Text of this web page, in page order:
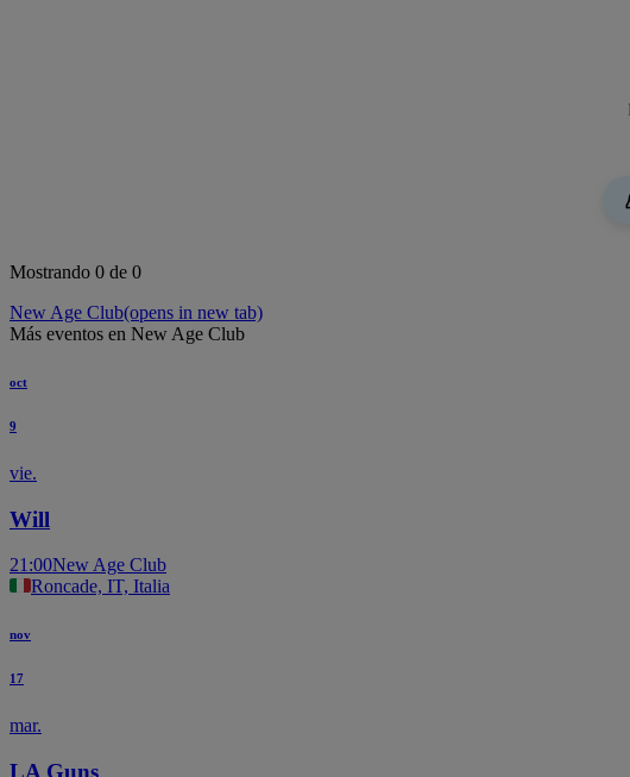
Mostrando 0 de 0
New Age Club(opens in new tab)
Más eventos en New Age Club
oct
9
vie.
Will
21:00New Age Club
Roncade, IT, Italia
nov
17
mar.
LA Guns